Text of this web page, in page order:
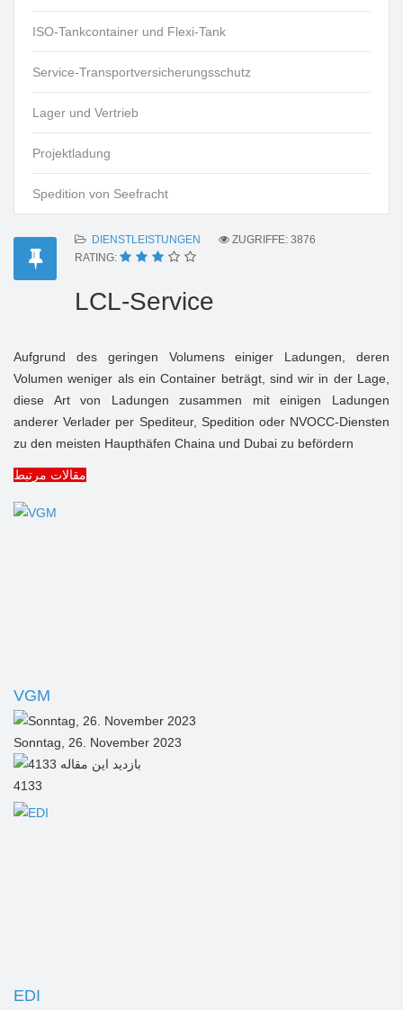
ISO-Tankcontainer und Flexi-Tank
Service-Transportversicherungsschutz
Lager und Vertrieb
Projektladung
Spedition von Seefracht
DIENSTLEISTUNGEN
ZUGRIFFE: 3876
RATING:
LCL-Service
Aufgrund des geringen Volumens einiger Ladungen, deren
Volumen weniger als ein Container beträgt, sind wir in der Lage,
diese Art von Ladungen zusammen mit einigen Ladungen
anderer Verlader per Spediteur, Spedition oder NVOCC-Diensten
zu den meisten Haupthäfen Chaina und Dubai zu befördern
مقالات مرتبط
VGM
Sonntag, 26. November 2023
4133
EDI